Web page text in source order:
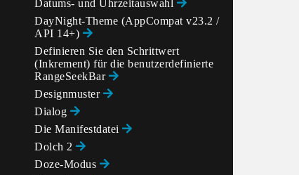
Datums- und Uhrzeitauswahl
DayNight-Theme (AppCompat v23.2 /
API 14+)
Definieren Sie den Schrittwert
(Inkrement) für die benutzerdefinierte
RangeSeekBar
Designmuster
Dialog
Die Manifestdatei
Dolch 2
Doze-Modus